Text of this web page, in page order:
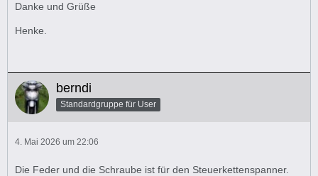
Danke und Grüße
Henke.
berndi
Standardgruppe für User
4. Mai 2026 um 22:06
Die Feder und die Schraube ist für den Steuerkettenspanner.